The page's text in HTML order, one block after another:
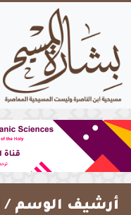
أرشيف الوسم /